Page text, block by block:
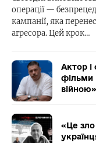
операції —
кампанії, яка
агресора. Цей крок…
Актор
фільми
війною»
«Це